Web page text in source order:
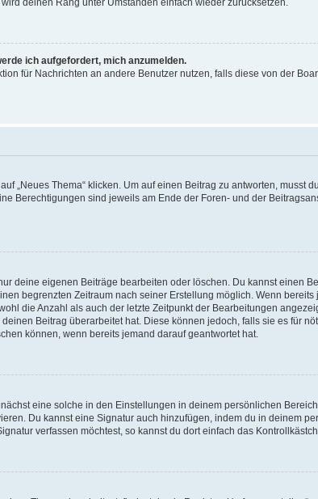
ich aufgefordert, mich anzumelden.
für Nachrichten an andere Benutzer nutzen, falls diese von der
„Neues Thema“ klicken. Um auf einen Beitrag zu antworten, musst
Berechtigungen sind jeweils am Ende der Foren- und der
deine eigenen Beiträge bearbeiten oder löschen. Du kannst einen
begrenzten Zeitraum nach seiner Erstellung möglich. Wenn
die Anzahl als auch der letzte Zeitpunkt der Bearbeitungen
Beitrag überarbeitet hat. Diese können jedoch, falls sie es für
können, wenn bereits jemand darauf geantwortet hat.
eine solche in den Einstellungen in deinem persönlichen
Du kannst eine Signatur auch hinzufügen, indem du in deinem
verfassen möchtest, so kannst du dort einfach das